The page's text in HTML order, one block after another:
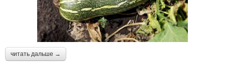
читать дальше →